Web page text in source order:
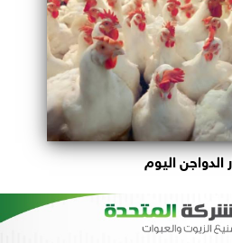
الدواجن اليوم